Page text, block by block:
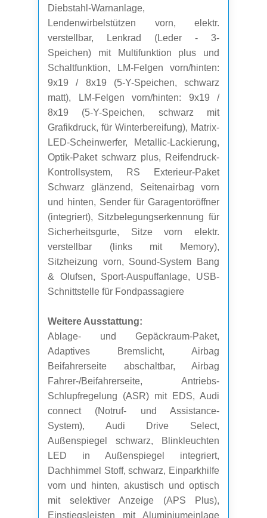
Diebstahl-Warnanlage,
Lendenwirbelstützen vorn, elektr.
verstellbar, Lenkrad (Leder - 3-
Speichen) mit Multifunktion plus und
Schaltfunktion, LM-Felgen vorn/hinten:
9x19 / 8x19 (5-Y-Speichen, schwarz
matt), LM-Felgen vorn/hinten: 9x19 /
8x19 (5-Y-Speichen, schwarz mit
Grafikdruck, für Winterbereifung), Matrix-
LED-Scheinwerfer, Metallic-Lackierung,
Optik-Paket schwarz plus, Reifendruck-
Kontrollsystem, RS Exterieur-Paket
Schwarz glänzend, Seitenairbag vorn
und hinten, Sender für Garagentoröffner
(integriert), Sitzbelegungserkennung für
Sicherheitsgurte, Sitze vorn elektr.
verstellbar (links mit Memory),
Sitzheizung vorn, Sound-System Bang
& Olufsen, Sport-Auspuffanlage, USB-
Schnittstelle für Fondpassagiere
Weitere Ausstattung:
Ablage- und Gepäckraum-Paket,
Adaptives Bremslicht, Airbag
Beifahrerseite abschaltbar, Airbag
Fahrer-/Beifahrerseite, Antriebs-
Schlupfregelung (ASR) mit EDS, Audi
connect (Notruf- und Assistance-
System), Audi Drive Select,
Außenspiegel schwarz, Blinkleuchten
LED in Außenspiegel integriert,
Dachhimmel Stoff, schwarz, Einparkhilfe
vorn und hinten, akustisch und optisch
mit selektiver Anzeige (APS Plus),
Einstiegsleisten mit Aluminiumeinlage